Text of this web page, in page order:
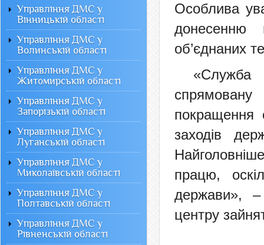
Особлива
донесенню
об’єднаних
«Служба
покращення
заходів
працю,
держави», –
центру
Управління ДМС у
Вінницькій області
Управління ДМС у
Волинській області
Управління ДМС у
Житомирській області
Управління ДМС у
Запорізькій області
Управління ДМС у
Луганській області
Управління ДМС у
Миколаївській області
Управління ДМС у
Полтавській області
Управління ДМС у
Рівненській області